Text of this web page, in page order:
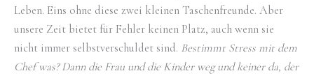
Leben. Eins ohne diese zwei kleinen Taschenfreunde. Aber
unsere Zeit bietet für Fehler keinen Platz, auch wenn sie
nicht immer selbstverschuldet sind. Bestimmt Stress mit dem
Chef was? Dann die Frau und die Kinder weg und keiner da, der